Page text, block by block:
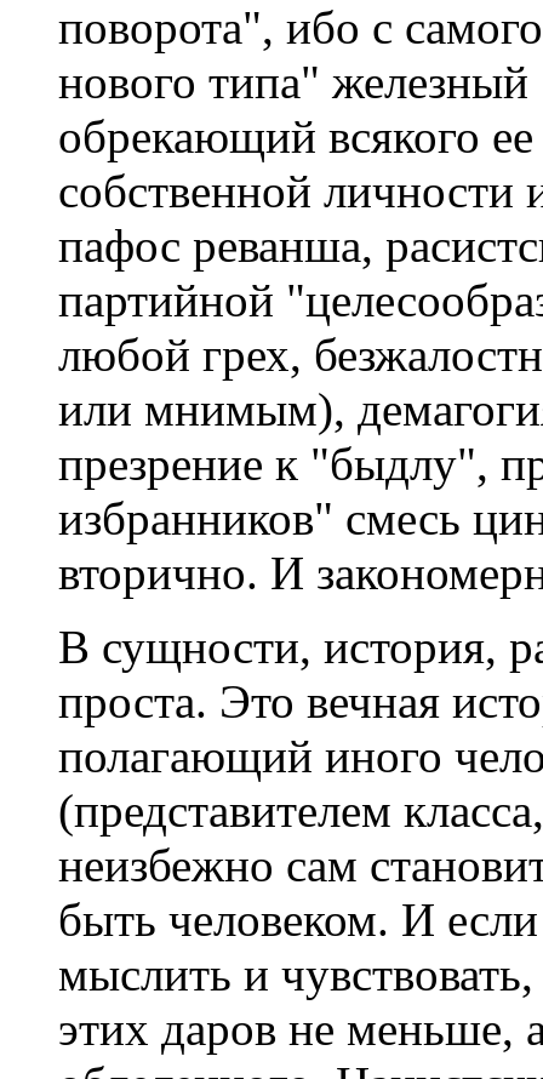
поворота", ибо с
нового типа"
обрекающий всякого ее
собственной личности
пафос реванша,
партийной
любой грех,
или мнимым),
презрение к "быдлу",
избранников" смесь
вторично. И
В сущности, история,
проста. Это вечная
полагающий иного
(представителем
неизбежно сам
быть человеком. И
мыслить и
этих даров не меньше,